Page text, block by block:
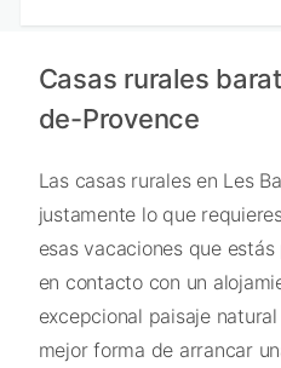
Casas rurales
de-Provence
Las casas rurales en Les
justamente lo que
esas vacaciones que
en contacto con un
excepcional paisaje
mejor forma de arrancar